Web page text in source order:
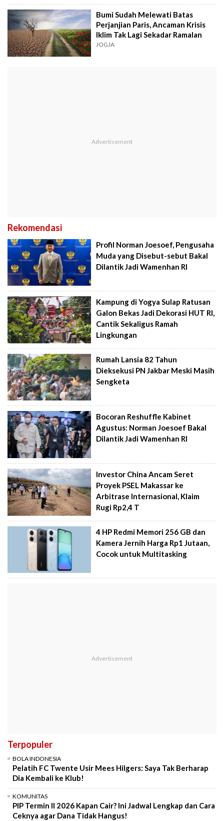
Bumi Sudah Melewati Batas
Perjanjian Paris, Ancaman Krisis
Iklim Tak Lagi Sekadar Ramalan
JOGJA
Rekomendasi
Profil Norman Joesoef, Pengusaha
Muda yang Disebut-sebut Bakal
Dilantik Jadi Wamenhan RI
Kampung di Yogya Sulap Ratusan
Galon Bekas Jadi Dekorasi HUT RI,
Cantik Sekaligus Ramah
Lingkungan
Rumah Lansia 82 Tahun
Dieksekusi PN Jakbar Meski Masih
Sengketa
Bocoran Reshuffle Kabinet
Agustus: Norman Joesoef Bakal
Dilantik Jadi Wamenhan RI
Investor China Ancam Seret
Proyek PSEL Makassar ke
Arbitrase Internasional, Klaim
Rugi Rp2,4 T
4 HP Redmi Memori 256 GB dan
Kamera Jernih Harga Rp1 Jutaan,
Cocok untuk Multitasking
Terpopuler
BOLA INDONESIA
Pelatih FC Twente Usir Mees Hilgers: Saya Tak Berharap
Dia Kembali ke Klub!
KOMUNITAS
PIP Termin II 2026 Kapan Cair? Ini Jadwal Lengkap dan Cara
Ceknya agar Dana Tidak Hangus!